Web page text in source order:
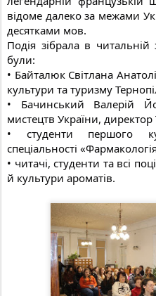
відоме далеко за межами
десятками мов.
Подія зібрала в читальній
були:
• Байталюк Світлана
культури та туризму
• Бачинський Валерій
мистецтв України,
• студенти першого
спеціальності
• читачі, студенти та всі
й культури ароматів.